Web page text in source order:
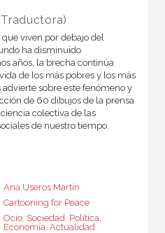
viven por debajo del
ha disminuido
años, la brecha continúa
de los más pobres y los más
advierte sobre este fenómeno y
de 60 dibujos de la prensa
colectiva de las
de nuestro tiempo.
Ana Useros Martín
Cartooning for Peace
Ocio, Sociedad Política
Economía Actualidad